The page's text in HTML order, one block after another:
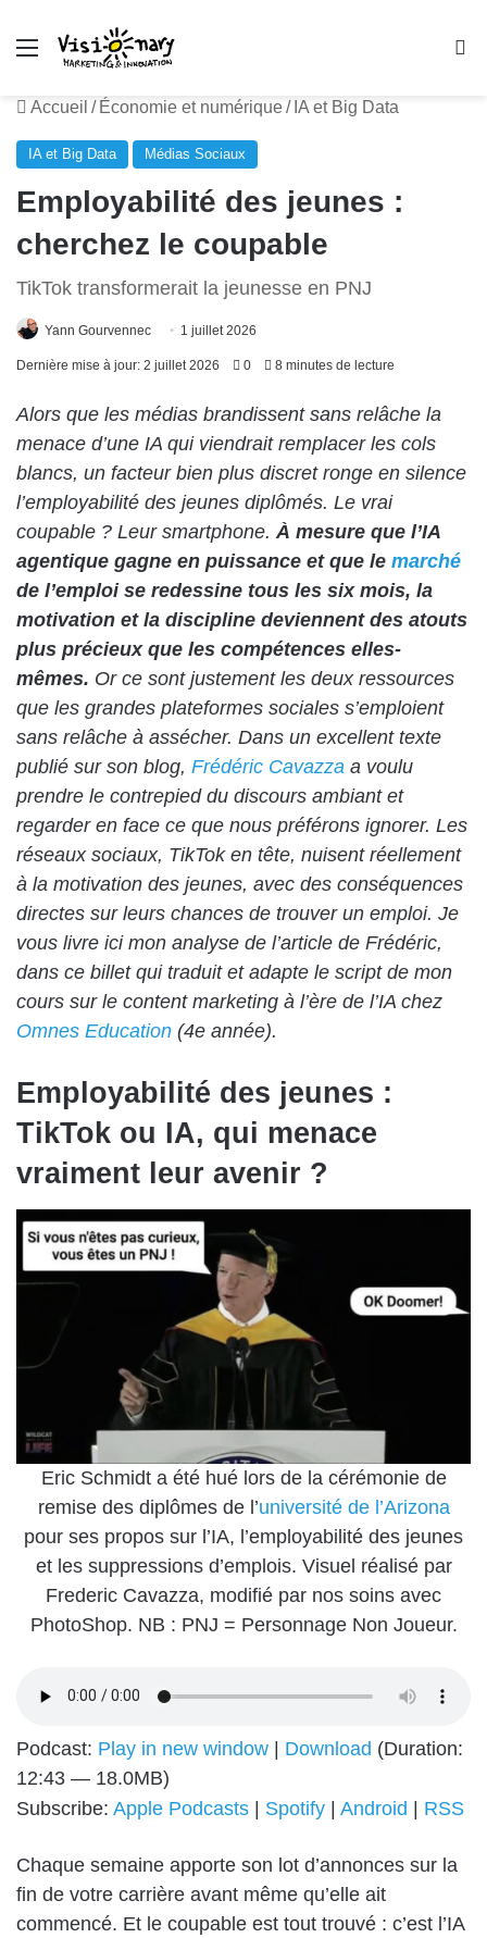
Menu
Accueil / Économie et numérique/ IA et Big Data
IA et Big Data Médias Sociaux
Employabilité des jeunes :
cherchez le coupable
TikTok transformerait la jeunesse en PNJ
Yann Gourvennec 1 juillet 2026
Dernière mise à jour: 2 juillet 2026 0 8 minutes de lecture
Alors que les médias brandissent sans relâche la
menace d’une IA qui viendrait remplacer les cols
blancs, un facteur bien plus discret ronge en silence
l’employabilité des jeunes diplômés. Le vrai
coupable ? Leur smartphone.À mesure que l’IA
agentique gagne en puissance et que le marché
de l’emploi se redessine tous les six mois, la
motivation et la discipline deviennent des atouts
plus précieux que les compétences elles-
mêmes. Or ce sont justement les deux ressources
que les grandes plateformes sociales s’emploient
sans relâche à assécher. Dans un excellent texte
publié sur son blog, Frédéric Cavazza a voulu
prendre le contrepied du discours ambiant et
regarder en face ce que nous préférons ignorer. Les
réseaux sociaux, TikTok en tête, nuisent réellement
à la motivation des jeunes, avec des conséquences
directes sur leurs chances de trouver un emploi. Je
vous livre ici mon analyse de l’article de Frédéric,
dans ce billet qui traduit et adapte le script de mon
cours sur le content marketing à l’ère de l’IA chez
Omnes Education (4e année).
Employabilité des jeunes :
TikTok ou IA, qui menace
vraiment leur avenir ?
Eric Schmidt a été hué lors de la cérémonie de
remise des diplômes de l’université de l’Arizona
pour ses propos sur l’IA, l’employabilité des jeunes
et les suppressions d’emplois. Visuel réalisé par
Frederic Cavazza, modifié par nos soins avec
PhotoShop. NB : PNJ = Personnage Non Joueur.
Podcast: Play in new window | Download (Duration:
12:43 — 18.0MB)
Subscribe: Apple Podcasts | Spotify | Android | RSS
Chaque semaine apporte son lot d’annonces sur la
fin de votre carrière avant même qu’elle ait
commencé. Et le coupable est tout trouvé : c’est l’IA